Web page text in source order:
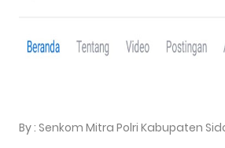
By : Senkom Mitra Polri Kabupaten